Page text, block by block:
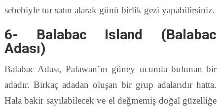
sebebiyle tur satın alarak günü birlik gezi yapabilirsiniz.
6- Balabac Island (Balabac
Adası)
Balabac Adası, Palawan’ın güney ucunda bulunan bir
adadır. Birkaç adadan oluşan bir grup adalarıdır hatta.
Hala bakir sayılabilecek ve el değmemiş doğal güzelliğe